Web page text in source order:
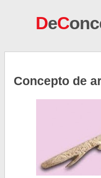
DeC
Concepto de